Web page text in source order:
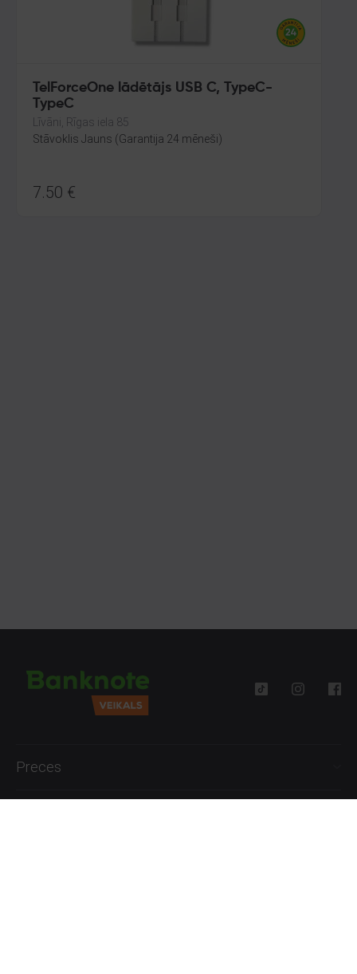
TelForceOne lādētājs USB C, TypeC-
TypeC
Līvāni, Rīgas iela 85
Stāvoklis Jauns (Garantija 24 mēneši)
7.50 €
Preces